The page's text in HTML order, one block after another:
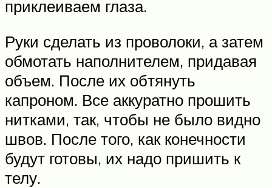
приклеиваем глаза.
Руки сделать из проволоки, а затем
обмотать наполнителем, придавая
объем. После их обтянуть
капроном. Все аккуратно прошить
нитками, так, чтобы не было видно
швов. После того, как конечности
будут готовы, их надо пришить к
телу.